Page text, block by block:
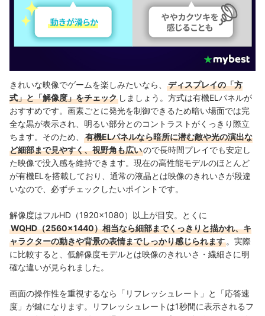
きれいな映像でゲームを楽しみたいなら、
ディスプレイの「方
式」と「解像度」をチェック しましょう。方式は有機ELパネルが
おすすめです。画素ごとに発光を制御できるため暗い場面では完
全な黒が表示され、明るい部分とのコントラストがくっきり際立
ちます。そのため、
有機ELパネルなら暗所に潜む敵や光の演出な
ど細部まで見やすく、視野角も広いので長時間プレイでも安定し
た映像で没入感を維持できます。現在の高性能モデルのほとんど
が有機ELを搭載しており、通常の液晶とは映像のきれいさが段違
いなので、必ずチェックしたいポイントです。
解像度はフルHD（1920×1080）以上が目安。とくに
WQHD（2560×1440）相当なら細部までくっきりと描かれ、キ
ャラクターの動きや背景の表情までしっかり感じられます 。実際
に比較すると、低解像度モデルとは映像のきれいさ・繊細さに明
確な違いが見られました。
画面の操作性を重視するなら「リフレッシュレート」と「応答速
度」が鍵になります。リフレッシュレートは1秒間に表示されるフ